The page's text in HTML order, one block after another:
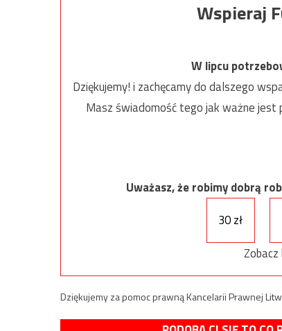
Wspieraj
W lipcu
Dziękujemy! i zachęcamy do dalszego
Masz świadomość tego jak ważne jest
Uważasz, że robimy dobrą
30 zł
Dziękujemy za pomoc prawną Kancelarii Prawnej